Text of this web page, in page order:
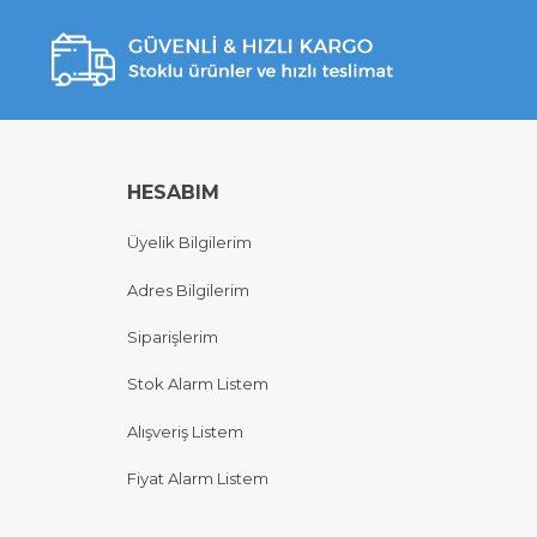
HESABIM
Üyelik Bilgilerim
Adres Bilgilerim
Siparişlerim
Stok Alarm Listem
Alışveriş Listem
Fiyat Alarm Listem